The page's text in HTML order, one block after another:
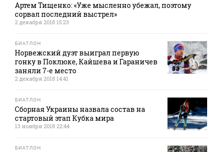
Артем Тищенко: «Уже мысленно убежал, поэтому
сорвал последний выстрел»
2 декабря 2018 15:23
БИАТЛОН
Норвежский дуэт выиграл первую
гонку в Поклюке, Кайшева и Гараничев
заняли 7-е место
2 декабря 2018 14:41
БИАТЛОН
Сборная Украины назвала состав на
стартовый этап Кубка мира
13 ноября 2018 22:44
БИАТЛОН